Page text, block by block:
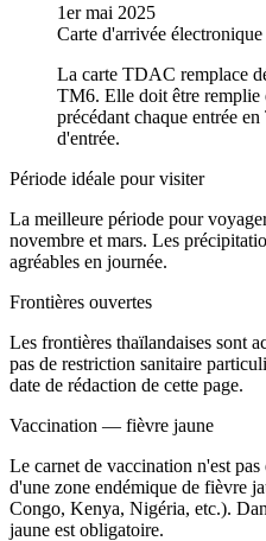
1er mai 2025
Carte d'arrivée
La carte TDAC remplace
TM6. Elle doit être remplie
précédant chaque entrée
d'entrée.
Période idéale pour visiter
La meilleure période pour
novembre et mars. Les
agréables en journée.
Frontières ouvertes
Les frontières thaïlandaises sont
pas de restriction sanitaire
date de rédaction de cette page.
Vaccination — fièvre jaune
Le carnet de vaccination n'est
d'une zone endémique de fièvre
Congo, Kenya, Nigéria, etc.).
jaune est obligatoire.